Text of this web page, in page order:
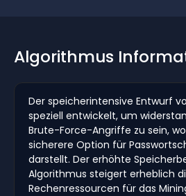
Algorithmus
Der speicherintensive Entwurf
speziell entwickelt, um
Brute-Force-Angriffe zu sein,
sicherere Option für
darstellt. Der erhöhte
Algorithmus steigert erheblich
Rechenressourcen für das